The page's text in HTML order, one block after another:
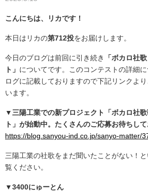
こんにちは、リカです！
本日はリカの第712投をお届けします。
今日のブログは前回に引き続き
「ボカロ社
ト」 についてです。このコンテストの詳細
ログに記載しておりますので下記リンクよ
います。
▼三陽工業での新プロジェクト「ボカロ社
ト」が始動中。たくさんのご応募お待ちし
https://blog.sanyou-ind.co.jp/sanyo-matter/
三陽工業の社歌をまだ聞いたことがない！
覧ください。
▼3400にゅーとん